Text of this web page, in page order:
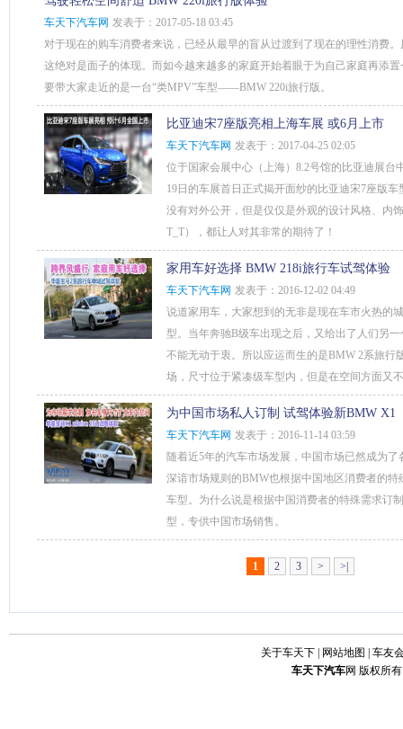
车天下汽车网 发表于：2017-05-18 03:45
对于现在的购车消费者来说，已经从最早的盲从过渡到了现在的理性消费
这绝对是面子的体现。而如今越来越多的家庭开始着眼于为自己家庭再添
要带大家走近的是一台“类MPV”车型——BMW 220i旅行版。
比亚迪宋7座版亮相上海车展 或6月上市
车天下汽车网 发表于：2017-04-25 02:05
位于国家会展中心（上海）8.2号馆的比亚迪展台
19日的车展首日正式揭开面纱的比亚迪宋7座版
没有对外公开，但是仅仅是外观的设计风格、内
T_T），都让人对其非常的期待了！
家用车好选择 BMW 218i旅行车试驾体验
车天下汽车网 发表于：2016-12-02 04:49
说道家用车，大家想到的无非是现在车市火热的
型。当年奔驰B级车出现之后，又给出了人们另
不能无动于衷。所以应运而生的是BMW 2系旅行
场，尺寸位于紧凑级车型内，但是在空间方面又
为中国市场私人订制 试驾体验新BMW X1
车天下汽车网 发表于：2016-11-14 03:59
随着近5年的汽车市场发展，中国市场已然成为
深谙市场规则的BMW也根据中国地区消费者的
车型。为什么说是根据中国消费者的特殊需求订
型，专供中国市场销售。
1 2 3 > >|
关于车天下 网站地图
车友
车天下汽车网 版权所